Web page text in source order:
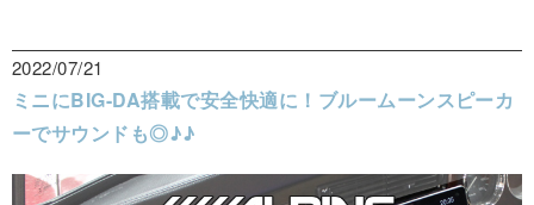
2022/07/21
ミニにBIG-DA搭載で安全快適に！ブルームーンスピーカ
ーでサウンドも◎♪♪